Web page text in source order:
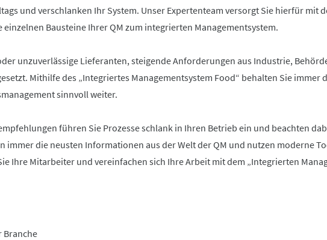
und verschlanken Ihr System. Unser Expertenteam versorgt Sie hierfür
Bausteine Ihrer QM zum integrierten Managementsystem.
unzuverlässige Lieferanten, steigende Anforderungen aus Industrie,
Mithilfe des „Integriertes Managementsystem Food“ behalten Sie
sinnvoll weiter.
führen Sie Prozesse schlank in Ihren Betrieb ein und beachten
immer die neusten Informationen aus der Welt der QM und nutzen moderne
Ihre Mitarbeiter und vereinfachen sich Ihre Arbeit mit dem „Integrierten
Branche